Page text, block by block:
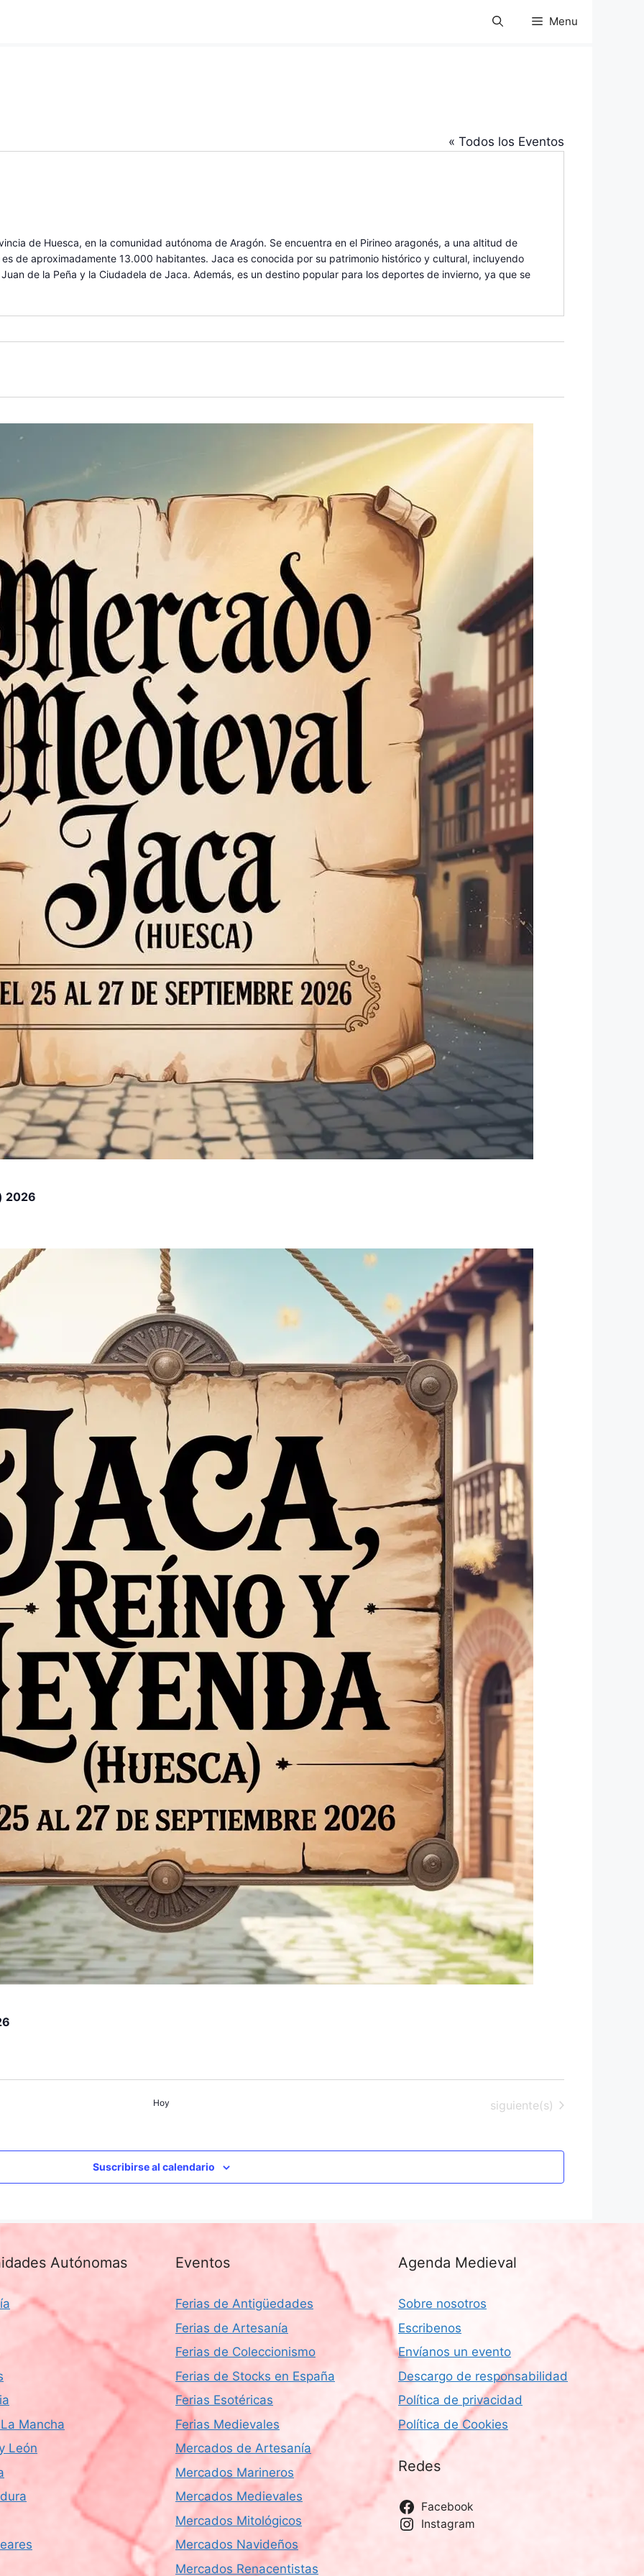
Menu
« Todos los Eventos
de Huesca, en la comunidad autónoma de Aragón. Se encuentra en el Pirineo aragonés, a una altitud de
de aproximadamente 13.000 habitantes. Jaca es conocida por su patrimonio histórico y cultural, incluyendo
de la Peña y la Ciudadela de Jaca. Además, es un destino popular para los deportes de invierno, ya que se
2026
Hoy Eventos
siguiente(s)
Suscribirse al calendario
Autónomas
Mancha
León
Eventos
Ferias de Antigüedades
Ferias de Artesanía
Ferias de Coleccionismo
Ferias de Stocks en España
Ferias Esotéricas
Ferias Medievales
Mercados de Artesanía
Mercados Marineros
Mercados Medievales
Mercados Mitológicos
Mercados Navideños
Mercados Renacentistas
Agenda Medieval
Sobre nosotros
Escribenos
Envíanos un evento
Descargo de responsabilidad
Política de privacidad
Política de Cookies
Redes
Facebook
Instagram